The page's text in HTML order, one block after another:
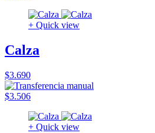
+ Quick view
Calza
$3.690
$3.506
+ Quick view